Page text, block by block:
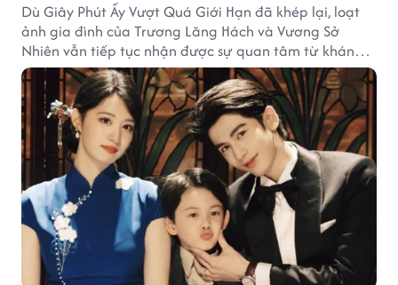
Dù Giây Phút Ấy Vượt Quá Giới Hạn đã khép lại, loạt
ảnh gia đình của Trương Lăng Hách và Vương Sở
Nhiên vẫn tiếp tục nhận được sự quan tâm từ khán
giả.